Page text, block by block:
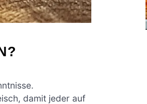
damit jeder auf